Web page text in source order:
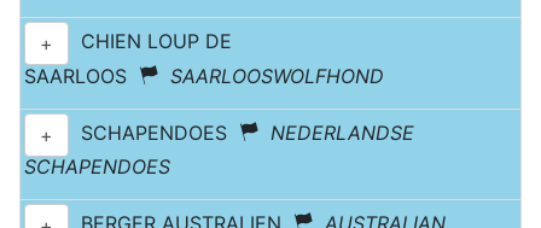
+
CHIEN LOUP DE
SAARLOOS
SAARLOOSWOLFHOND
+ SCHAPENDOES
NEDERLANDSE
SCHAPENDOES